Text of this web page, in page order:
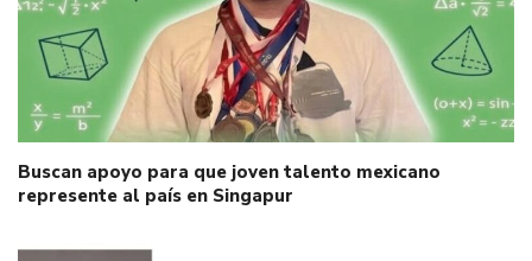
Buscan apoyo para que joven talento mexicano
represente al país en Singapur